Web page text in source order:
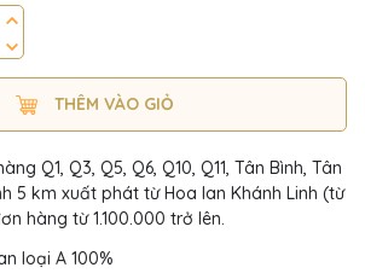
THÊM VÀO GIỎ
Q1, Q3, Q5, Q6, Q10, Q11, Tân Bình, Tân
5 km xuất phát từ Hoa lan Khánh Linh (từ
hàng từ 1.100.000 trở lên.
loại A 100%